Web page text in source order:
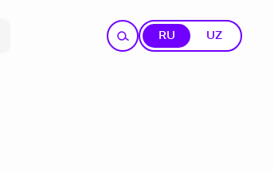
RU UZ